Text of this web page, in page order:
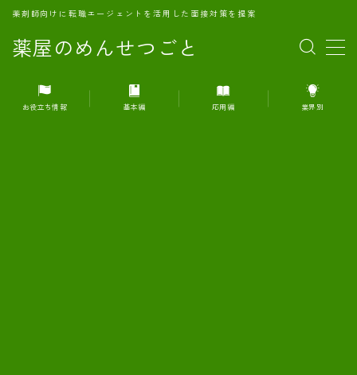
薬屋のめんせつごと
薬剤師向けに転職エージェントを活用した面接対策を提案
MENU
1.転職エージェントとは何か？
お役立ち情報 基本編 応用編 業界別